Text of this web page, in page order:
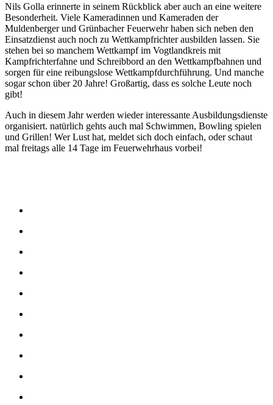
Nils Golla erinnerte in seinem Rückblick aber auch an eine weitere
Besonderheit. Viele Kameradinnen und Kameraden der
Muldenberger und Grünbacher Feuerwehr haben sich neben den
Einsatzdienst auch noch zu Wettkampfrichter ausbilden lassen. Sie
stehen bei so manchem Wettkampf im Vogtlandkreis mit
Kampfrichterfahne und Schreibbord an den Wettkampfbahnen und
sorgen für eine reibungslose Wettkampfdurchführung. Und manche
sogar schon über 20 Jahre! Großartig, dass es solche Leute noch
gibt!
Auch in diesem Jahr werden wieder interessante Ausbildungsdienste
organisiert. natürlich gehts auch mal Schwimmen, Bowling spielen
und Grillen! Wer Lust hat, meldet sich doch einfach, oder schaut
mal freitags alle 14 Tage im Feuerwehrhaus vorbei!